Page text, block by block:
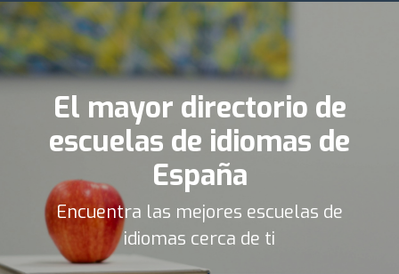
El mayor directorio de
escuelas de idiomas de
España
Encuentra las mejores escuelas de
idiomas cerca de ti